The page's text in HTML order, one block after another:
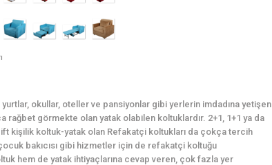
okullar, oteller ve pansiyonlar gibi yerlerin imdadına yetişen
görmekte olan yatak olabilen koltuklardır. 2+1, 1+1 ya da
kişilik koltuk-yatak olan Refakatçi koltukları da çokça tercih
bakıcısı gibi hizmetler için de refakatçi koltuğu
hem de yatak ihtiyaçlarına cevap veren, çok fazla yer